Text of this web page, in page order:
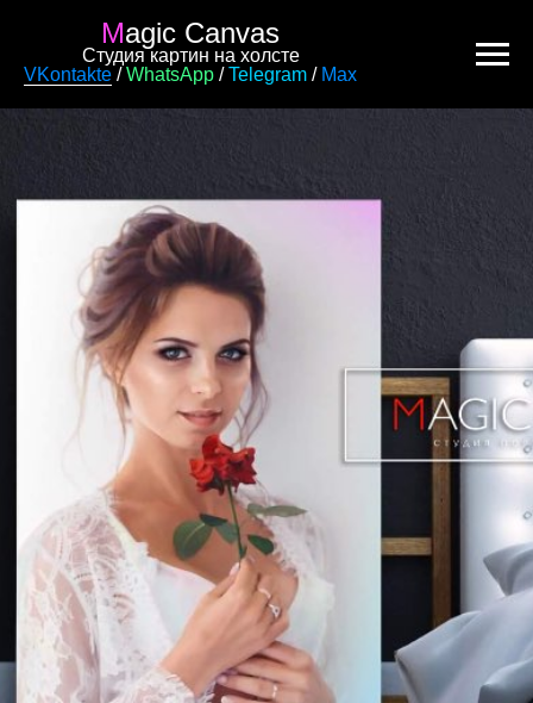
Magic Canvas
Студия картин на холсте
VKontakte /WhatsApp / Telegram / Max